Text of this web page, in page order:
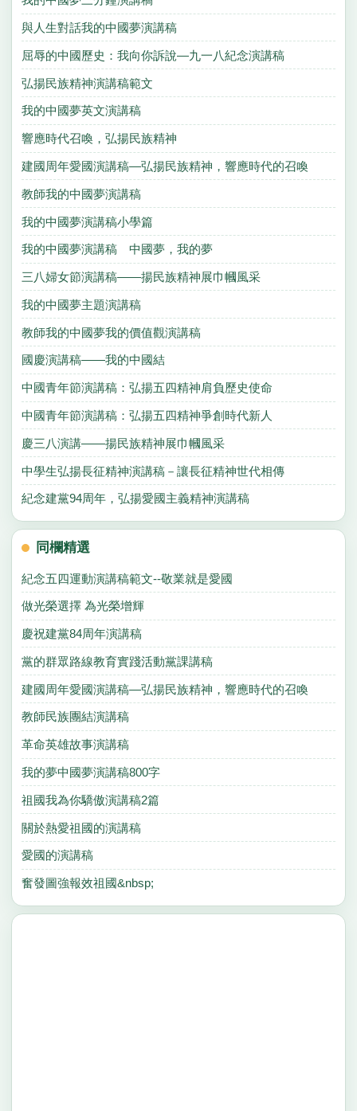
與人生對話我的中國夢演講稿
屈辱的中國歷史：我向你訴說—九一八紀念演講稿
弘揚民族精神演講稿範文
我的中國夢英文演講稿
響應時代召喚，弘揚民族精神
建國周年愛國演講稿—弘揚民族精神，響應時代的召喚
教師我的中國夢演講稿
我的中國夢演講稿小學篇
我的中國夢演講稿 中國夢，我的夢
三八婦女節演講稿——揚民族精神展巾幗風采
我的中國夢主題演講稿
教師我的中國夢我的價值觀演講稿
國慶演講稿——我的中國結
中國青年節演講稿：弘揚五四精神肩負歷史使命
中國青年節演講稿：弘揚五四精神爭創時代新人
慶三八演講——揚民族精神展巾幗風采
中學生弘揚長征精神演講稿－讓長征精神世代相傳
紀念建黨94周年，弘揚愛國主義精神演講稿
同欄精選
紀念五四運動演講稿範文--敬業就是愛國
做光榮選擇 為光榮增輝
慶祝建黨84周年演講稿
黨的群眾路線教育實踐活動黨課講稿
建國周年愛國演講稿—弘揚民族精神，響應時代的召喚
教師民族團結演講稿
革命英雄故事演講稿
我的夢中國夢演講稿800字
祖國我為你驕傲演講稿2篇
關於熱愛祖國的演講稿
愛國的演講稿
奮發圖強報效祖國&nbsp;